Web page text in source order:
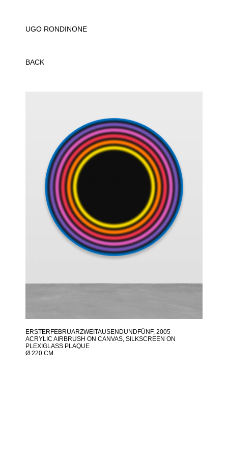
UGO RONDINONE
BACK
ERSTERFEBRUARZWEITAUSENDUNDFÜNF, 2005
ACRYLIC AIRBRUSH ON CANVAS, SILKSCREEN ON
PLEXIGLASS PLAQUE
Ø 220 CM